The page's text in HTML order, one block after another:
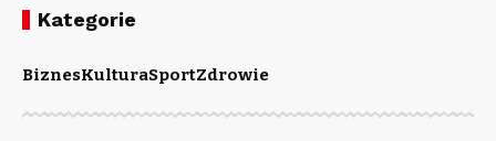
Kategorie
BiznesKulturaSportZdrowie